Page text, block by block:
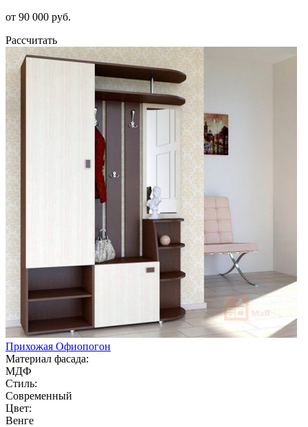
от 90 000 руб.
Рассчитать
Прихожая Офиопогон
Материал фасада:
МДФ
Стиль:
Современный
Цвет:
Венге